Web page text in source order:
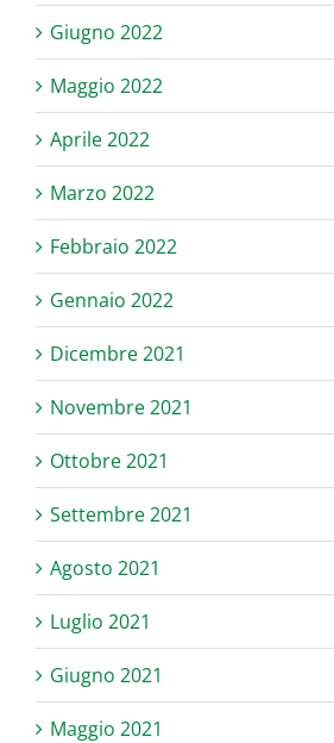
Giugno 2022
Maggio 2022
Aprile 2022
Marzo 2022
Febbraio 2022
Gennaio 2022
Dicembre 2021
Novembre 2021
Ottobre 2021
Settembre 2021
Agosto 2021
Luglio 2021
Giugno 2021
Maggio 2021